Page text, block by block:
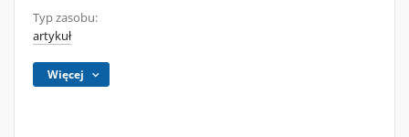
Typ zasobu:
artykuł
Więcej